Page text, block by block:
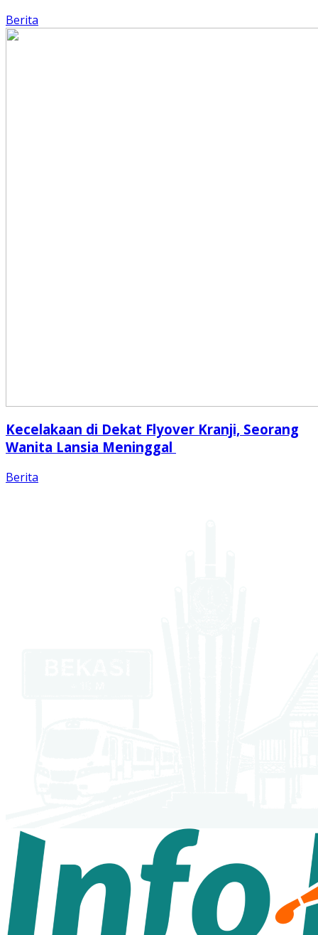
Berita
Kecelakaan di Dekat Flyover Kranji, Seorang
Wanita Lansia Meninggal
Berita